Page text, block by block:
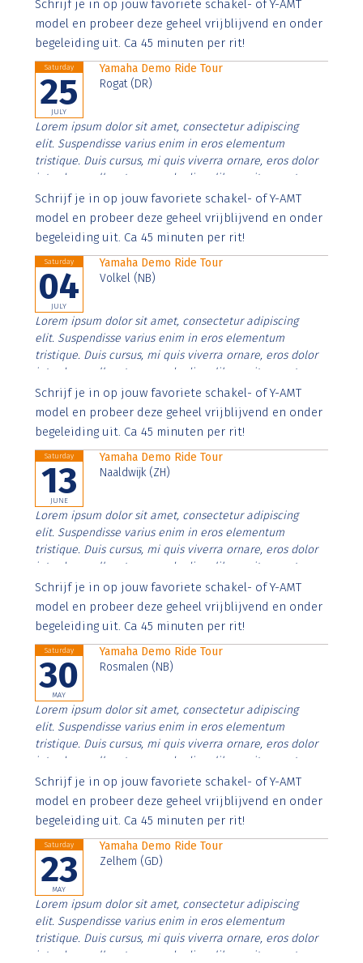
imperdiet. Nunc ut sem vitae risus tristique posuere.
Schrijf je in op jouw favoriete schakel- of Y-AMT
model en probeer deze geheel vrijblijvend en onder
begeleiding uit. Ca 45 minuten per rit!
Saturday
25
JULY
Yamaha Demo Ride Tour
Rogat (DR)
Lorem ipsum dolor sit amet, consectetur adipiscing
elit. Suspendisse varius enim in eros elementum
tristique. Duis cursus, mi quis viverra ornare, eros dolor
interdum nulla, ut commodo diam libero vitae erat.
Aenean faucibus nibh et justo cursus id rutrum lorem
imperdiet. Nunc ut sem vitae risus tristique posuere.
Schrijf je in op jouw favoriete schakel- of Y-AMT
model en probeer deze geheel vrijblijvend en onder
begeleiding uit. Ca 45 minuten per rit!
Saturday
04
JULY
Yamaha Demo Ride Tour
Volkel (NB)
Lorem ipsum dolor sit amet, consectetur adipiscing
elit. Suspendisse varius enim in eros elementum
tristique. Duis cursus, mi quis viverra ornare, eros dolor
interdum nulla, ut commodo diam libero vitae erat.
Aenean faucibus nibh et justo cursus id rutrum lorem
imperdiet. Nunc ut sem vitae risus tristique posuere.
Schrijf je in op jouw favoriete schakel- of Y-AMT
model en probeer deze geheel vrijblijvend en onder
begeleiding uit. Ca 45 minuten per rit!
Saturday
13
JUNE
Yamaha Demo Ride Tour
Naaldwijk (ZH)
Lorem ipsum dolor sit amet, consectetur adipiscing
elit. Suspendisse varius enim in eros elementum
tristique. Duis cursus, mi quis viverra ornare, eros dolor
interdum nulla, ut commodo diam libero vitae erat.
Aenean faucibus nibh et justo cursus id rutrum lorem
imperdiet. Nunc ut sem vitae risus tristique posuere.
Schrijf je in op jouw favoriete schakel- of Y-AMT
model en probeer deze geheel vrijblijvend en onder
begeleiding uit. Ca 45 minuten per rit!
Saturday
30
MAY
Yamaha Demo Ride Tour
Rosmalen (NB)
Lorem ipsum dolor sit amet, consectetur adipiscing
elit. Suspendisse varius enim in eros elementum
tristique. Duis cursus, mi quis viverra ornare, eros dolor
interdum nulla, ut commodo diam libero vitae erat.
Aenean faucibus nibh et justo cursus id rutrum lorem
imperdiet. Nunc ut sem vitae risus tristique posuere.
Schrijf je in op jouw favoriete schakel- of Y-AMT
model en probeer deze geheel vrijblijvend en onder
begeleiding uit. Ca 45 minuten per rit!
Saturday
23
MAY
Yamaha Demo Ride Tour
Zelhem (GD)
Lorem ipsum dolor sit amet, consectetur adipiscing
elit. Suspendisse varius enim in eros elementum
tristique. Duis cursus, mi quis viverra ornare, eros dolor
interdum nulla, ut commodo diam libero vitae erat.